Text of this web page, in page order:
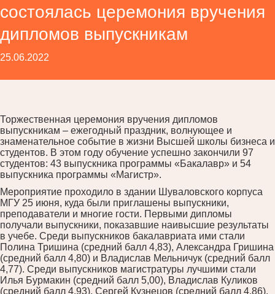
состоялась церемония вручения
дипломов выпускникам
25.06.2022
Торжественная церемония вручения дипломов
выпускникам – ежегодный праздник, волнующее и
знаменательное событие в жизни Высшей школы бизнеса и
студентов. В этом году обучение успешно закончили 97
студентов: 43 выпускника программы «Бакалавр» и 54
выпускника программы «Магистр».
Мероприятие проходило в здании Шуваловского корпуса
МГУ 25 июня, куда были приглашены выпускники,
преподаватели и многие гости. Первыми дипломы
получали выпускники, показавшие наивысшие результаты
в учебе. Среди выпускников бакалавриата ими стали
Полина Тришина (средний балл 4,83), Александра Гришина
(средний балл 4,80) и Владислав Мельничук (средний балл
4,77). Среди выпускников магистратуры лучшими стали
Илья Бурмакин (средний балл 5,00), Владислав Куликов
(средний балл 4,93), Сергей Кузнецов (средний балл 4,86).